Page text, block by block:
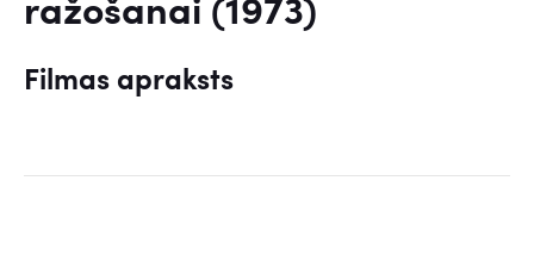
ražošanai (1973)
Filmas apraksts